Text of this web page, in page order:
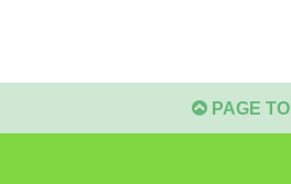
PAGE